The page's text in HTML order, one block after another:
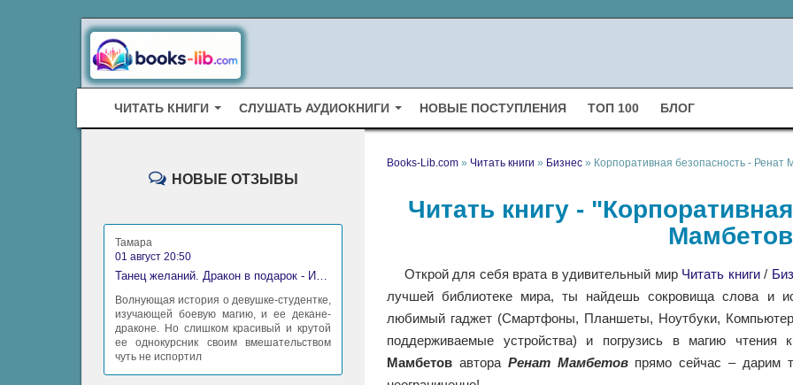
ЧИТАТЬ КНИГИ СЛУШАТЬ АУДИОКНИГИ НОВЫЕ ПОСТУПЛЕНИЯ ТОП 100 БЛОГ
Books-Lib.com » Читать книги » Бизнес » Корпоративная безопасность - Ренат
Читать книгу -
Открой для себя врата в удивительный мир Читать книги/
лучшей библиотеке мира, ты найдешь сокровища слова и
любимый гаджет (Смартфоны, Планшеты, Ноутбуки,
поддерживаемые устройства) и погрузись в магию чтения
Мамбетов автора Ренат Мамбетовпрямо сейчас – дарим
НОВЫЕ ОТЗЫВЫ
Тамара
01 август 20:50
Танец желаний. Дракон в подарок - Ирина Алексеева
Волнующая история о девушке-студентке,
изучающей боевую магию, и ее декане-
драконе. Но слишком красивый и крутой
ее однокурсник своим вмешательством
чуть не испортил